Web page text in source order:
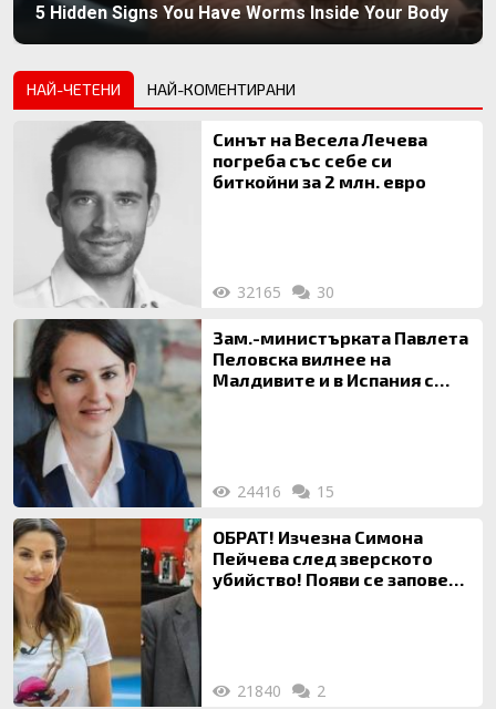
5 Hidden Signs You Have Worms Inside Your Body
НАЙ-ЧЕТЕНИ НАЙ-КОМЕНТИРАНИ
Синът на Весела Лечева
погреба със себе си
биткойни за 2 млн. евро
32165 30
Зам.-министърката Павлета
Пеловска вилнее на
Малдивите и в Испания с
24416 15
ОБРАТ! Изчезна Симона
Пейчева след зверското
убийство! Появи се заповед
21840 2